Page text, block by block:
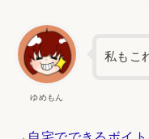
ゆめもん
私もこ